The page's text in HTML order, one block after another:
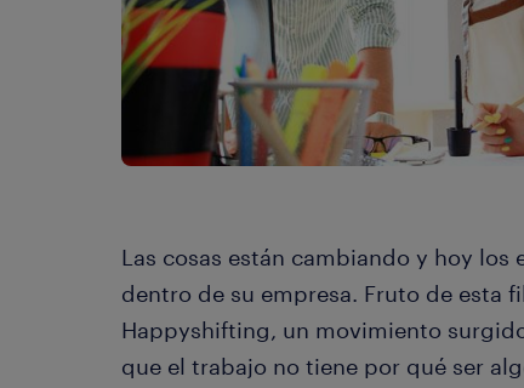
Las cosas están cambiando y hoy
dentro de su empresa. Fruto de esta
Happyshifting, un movimiento
que el trabajo no tiene por qué ser